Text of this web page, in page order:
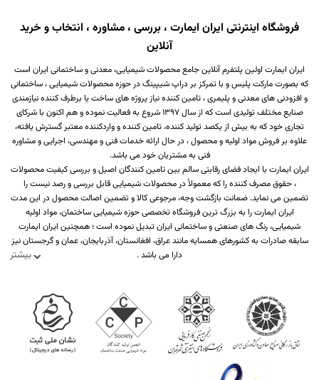
فروشگاه اینترنتی ایران ایمارت ، بررسی ، مشاوره ، انتخاب و خرید
آنلاین
بیشتر
ایران ایمارت اولین پلتفرم آنلاین جامع محصولات شیمیایی، معدنی و ساختمانی ایران است
که بصورت مارکت پلیس و با تمرکز بر دراپ شیپینگ در حوزه محصولات شیمیایی ، ساختمانی
و افزودنی های معدنی و پلیمری ، تامین کننده نیاز پروژه های ساخت یا برطرف کننده نیازمندی
صنایع مختلف تولیدی است که از سال 1397 شروع به فعالیت نموده و هم اکنون با شرکای
تجاری خود که به بیش از یکصد تولید کننده، تامین کننده و واردکننده معتبر گسترش یافته،
علاوه بر فروش مواد اولیه و محصول ، در حال ارائه خدمات فنی و مهندسی، اجرایی و مشاوره
فنی به مشتریان خود می باشد.
ایران ایمارت با ایجاد فضای رقابتی سالم بین تامین کنندگان اصیل و بررسی کیفیت محصولات
، حقوق مصرف کننده را که معمولاً در محصولات شیمیایی قابل بررسی و رصد نیست را
تضمین می نماید. ضمانت بازگشت وجه، مرجوعی کالا و تضمین اصالت محصول در این مدت
ایران ایمارت را به بزرگ ترین فروشگاه تخصصی حوزه شیمیایی ساختمان، مواد اولیه
شیمیایی، رنگ های صنعتی و ساختمانی ایران تبدیل نموده است ؛ همچنین ایران ایمارت
سابقه صادرات به کشورهای همسایه مانند عراق، افغانستان، آذربایجان، عمان و گرجستان نیز
دارا می باشد .